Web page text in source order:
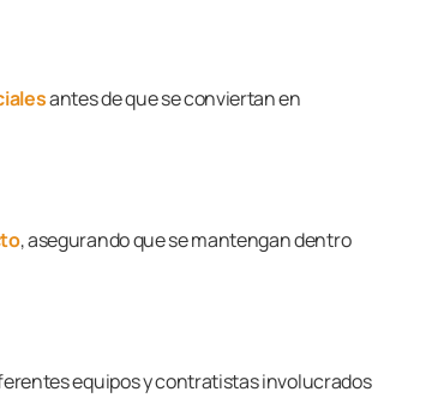
antes de que se conviertan en
, asegurando que se mantengan dentro
equipos y contratistas involucrados